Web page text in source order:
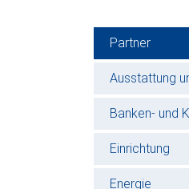
Partner
Ausstattung
Banken- und
Einrichtung
Energie